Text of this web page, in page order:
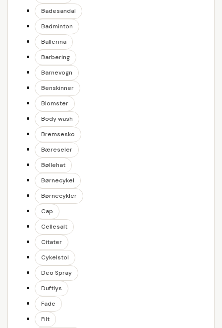
Badesandal
Badminton
Ballerina
Barbering
Barnevogn
Benskinner
Blomster
Body wash
Bremsesko
Bæreseler
Bøllehat
Børnecykel
Børnecykler
Cap
Cellesalt
Citater
Cykelstol
Deo Spray
Duftlys
Fade
Filt